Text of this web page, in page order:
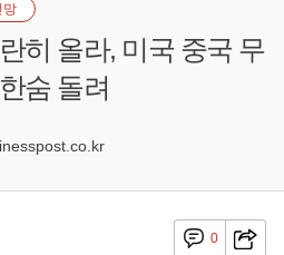
망
히 올라, 미국 중국 무
숨 돌려
0